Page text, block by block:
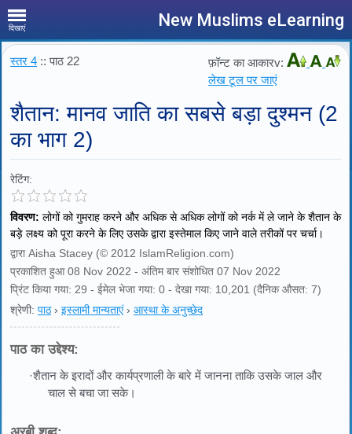
दिखाएं New Muslims eLearning
स्तर 4 :: पाठ 22
फ़ॉन्ट का आकारv:
लेख टूल पर जाएं
शैतान: मानव जाति का सबसे बड़ा दुश्मन (2
का भाग 2)
रेटिंग:
विवरण: लोगों को गुमराह करने और अधिक से अधिक लोगों को नर्क में ले जाने के शैतान के
बड़े लक्ष्य को पूरा करने के लिए उसके द्वारा इस्तेमाल किए जाने वाले तरीकों पर चर्चा।
द्वारा Aisha Stacey (© 2012 IslamReligion.com)
प्रकाशित हुआ 08 Nov 2022 - अंतिम बार संशोधित 07 Nov 2022
प्रिंट किया गया: 29 - ईमेल भेजा गया: 0 - देखा गया: 10,201 (दैनिक औसत: 7)
श्रेणी: पाठ› इस्लामी मान्यताएं› आस्था के अनुच्छेद
पाठ का उद्देश्य:
·शैतान के इरादों और कार्यप्रणाली के बारे में जानना ताकि उसके जाल और
चाल से बचा जा सके।